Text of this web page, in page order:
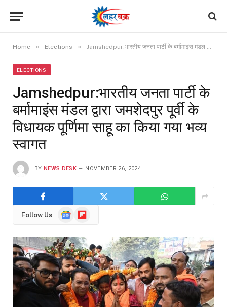
Home » Elections » Jamshedpur:भारतीय जनता पार्टी के बर्मामाइंस मंडल द्वारा जमशेदपुर पूर्वी के विधायक पूर्णिमा साहू का किया गया भव्य स्वागत
ELECTIONS
Jamshedpur:भारतीय जनता पार्टी के
बर्मामाइंस मंडल द्वारा जमशेदपुर पूर्वी के
विधायक पूर्णिमा साहू का किया गया भव्य
स्वागत
BY NEWS DESK NOVEMBER 26, 2024
Follow Us
GoogleFlipboard